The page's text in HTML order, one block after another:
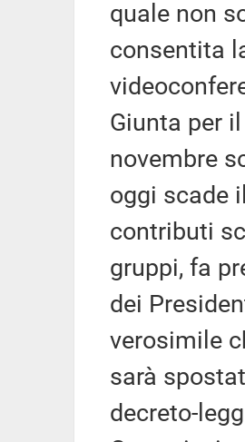
quale non
consentita
Giunta per
novembre
oggi scade
contributi
gruppi, fa
dei
verosimile
sarà
decreto-